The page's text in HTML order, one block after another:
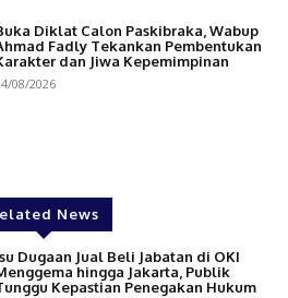
Diklat Calon Paskibraka, Wabup
Fadly Tekankan Pembentukan
dan Jiwa Kepemimpinan
08/2026
News
Dugaan Jual Beli Jabatan di OKI
hingga Jakarta, Publik
Kepastian Penegakan Hukum